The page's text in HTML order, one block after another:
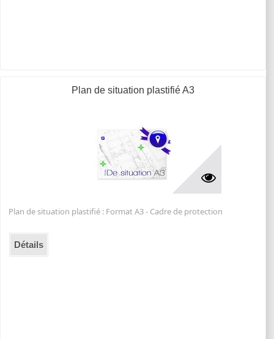
Plan de situation plastifié A3
Plan de situation plastifié : Format A3 - Cadre de protection
Détails